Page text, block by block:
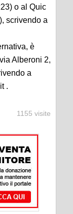
o al Quic
scrivendo a
è
Alberoni 2,
a
.
1155 visite